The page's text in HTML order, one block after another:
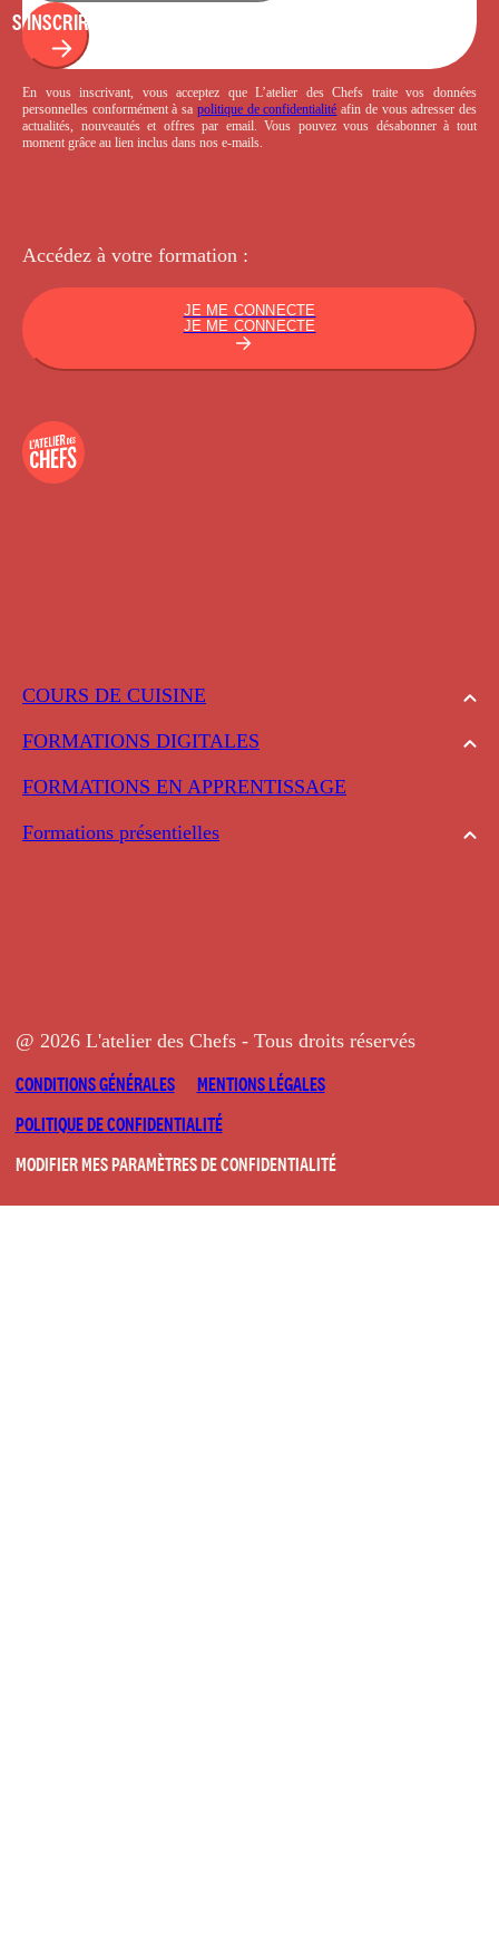
COURS DE CUISINE
FORMATIONS DIGITALES
FORMATIONS EN APPRENTISSAGE
Formations présentielles
S'INSCRIRE
En vous inscrivant, vous acceptez que L’atelier des Chefs traite vos données
personnelles conformément à sa politique de confidentialité afin de vous adresser des
actualités, nouveautés et offres par email. Vous pouvez vous désabonner à tout
moment grâce au lien inclus dans nos e-mails.
Accédez à votre formation :
JE ME CONNECTE
JE ME CONNECTE
@ 2026 L'atelier des Chefs - Tous droits réservés
CONDITIONS GÉNÉRALES
MENTIONS LÉGALES
POLITIQUE DE CONFIDENTIALITÉ
MODIFIER MES PARAMÈTRES DE CONFIDENTIALITÉ